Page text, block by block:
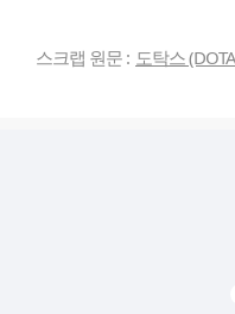
스크랩 원문 : 도탁스